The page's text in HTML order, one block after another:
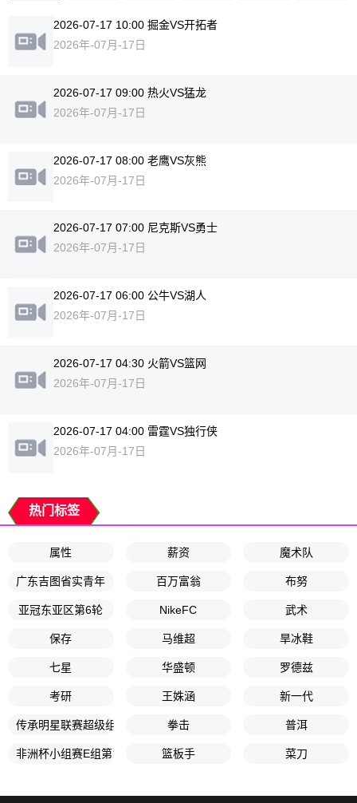
2026-07-17 10:00 掘金VS开拓者
2026年-07月-17日
2026-07-17 09:00 热火VS猛龙
2026年-07月-17日
2026-07-17 08:00 老鹰VS灰熊
2026年-07月-17日
2026-07-17 07:00 尼克斯VS勇士
2026年-07月-17日
2026-07-17 06:00 公牛VS湖人
2026年-07月-17日
2026-07-17 04:30 火箭VS篮网
2026年-07月-17日
2026-07-17 04:00 雷霆VS独行侠
2026年-07月-17日
热门标签
属性 薪资 魔术队
广东吉图省实青年 百万富翁 布努
亚冠东亚区第6轮 NikeFC 武术
保存 马维超 旱冰鞋
七星 华盛顿 罗德兹
考研 王姝涵 新一代
传承明星联赛超级组第3轮 拳击 普洱
非洲杯小组赛E组第1轮 篮板手 菜刀